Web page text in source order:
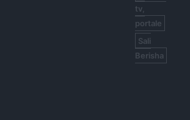
tv,
portale
Sali
Berisha